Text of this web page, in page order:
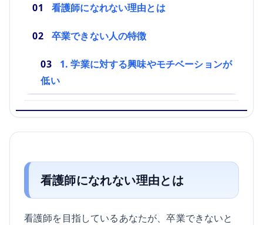
看護師になれない理由とは
卒業できない人の特徴
1. 学業に対する興味やモチベーションが
低い
看護師になれない理由とは
看護師を目指しているあなたが、卒業できないと